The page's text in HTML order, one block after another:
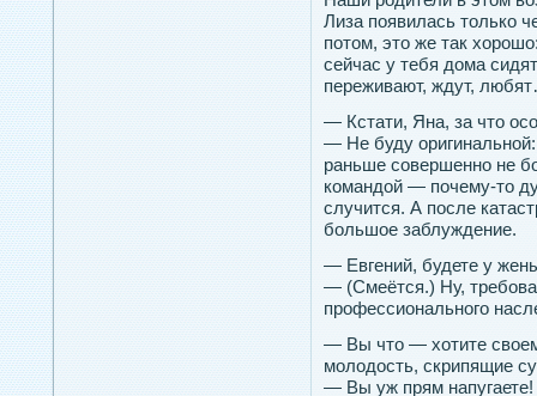
Лиза появилась только
потом, это же так
сейчас у тебя дома
переживают, ждут,
— Кстати, Яна, за что
— Не буду
раньше совершенно не
командой — почему-то
случится. А после
большое заблуждение.
— Евгений, будете у
— (Смеётся.) Ну,
профессионального
— Вы что — хотите
молодость, скрипящие
— Вы уж прям